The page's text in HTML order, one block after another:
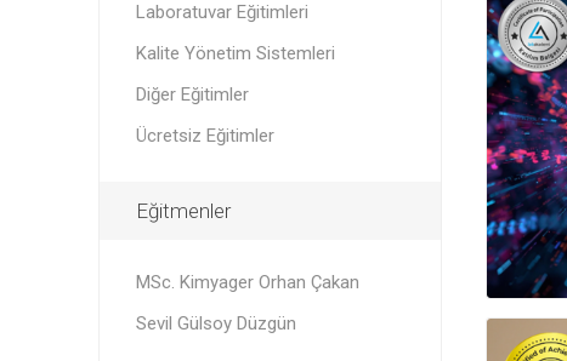
Laboratuvar Eğitimleri
Kalite Yönetim Sistemleri
Diğer Eğitimler
Ücretsiz Eğitimler
Eğitmenler
MSc. Kimyager Orhan Çakan
Sevil Gülsoy Düzgün